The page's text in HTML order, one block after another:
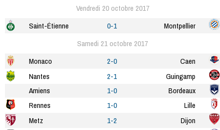
Vendredi 20 octobre 2017
Saint-Étienne
0-1
Montpellier
Samedi 21 octobre 2017
Monaco
2-0
Caen
Nantes
2-1
Guingamp
Amiens
1-0
Bordeaux
Rennes
1-0
Lille
Metz
1-2
Dijon